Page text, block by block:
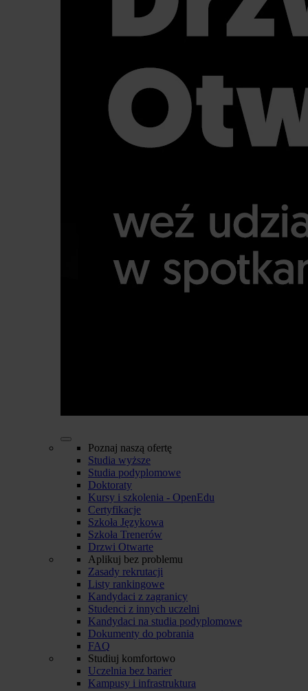
Poznaj naszą ofertę
Studia wyższe
Studia podyplomowe
Doktoraty
Kursy i szkolenia - OpenEdu
Certyfikacje
Szkoła Językowa
Szkoła Trenerów
Drzwi Otwarte
Aplikuj bez problemu
Zasady rekrutacji
Listy rankingowe
Kandydaci z zagranicy
Studenci z innych uczelni
Kandydaci na studia podyplomowe
Dokumenty do pobrania
FAQ
Studiuj komfortowo
Uczelnia bez barier
Kampusy i infrastruktura